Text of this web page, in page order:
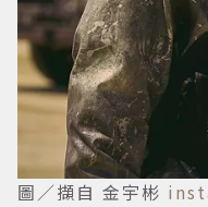
圖／擷自 金宇彬